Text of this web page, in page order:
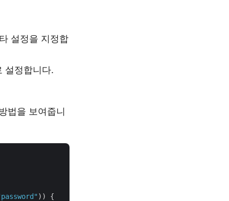
설정을 지정합
설정합니다.
법을 보여줍니
)) {